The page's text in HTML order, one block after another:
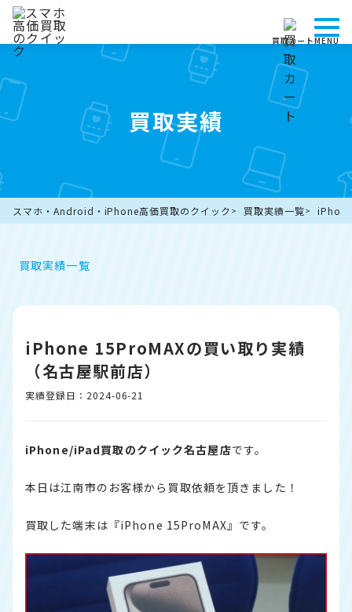
買取カートMENU
買取実績
スマホ・Android・iPhone高価買取のクイック 買取実績一覧
買取実績一覧
iPhone 15ProMAXの買い取り実績
（名古屋駅前店）
実績登録日：2024-06-21
iPhone/iPad買取のクイック名古屋店です。
本日は江南市のお客様から買取依頼を頂きました！
買取した端末は『iPhone 15ProMAX』です。